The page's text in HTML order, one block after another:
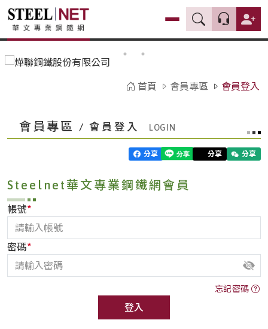
首頁 會員專區 會員登入
會員專區 / 會員登入
分享 分享 分享
Steelnet華文專業鋼鐵網會員
帳號*
密碼*
忘記密碼
登入